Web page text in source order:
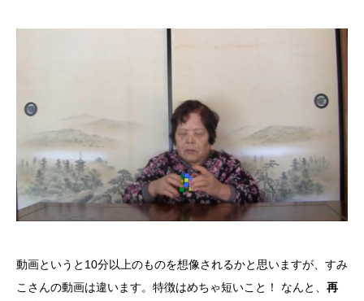
動画というと10分以上のものを想像されるかと思いますが、すみ
こさんの動画は違います。特徴はめちゃ短いこと！ なんと、 再